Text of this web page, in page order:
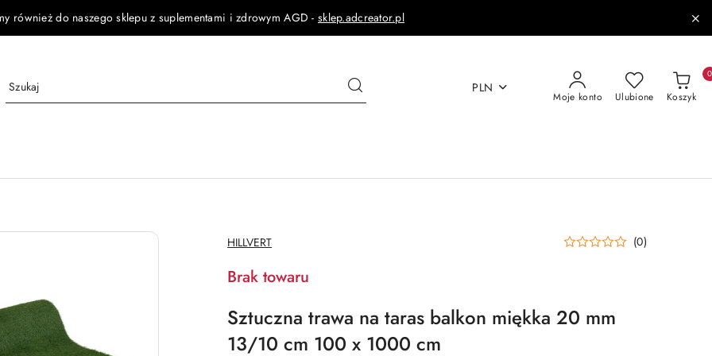
również do naszego sklepu z suplementami i zdrowym AGD - sklep.adcreator.pl
PLN
Moje konto Ulubione Koszyk
0
NAZWA
PRODUCENTA:
HILLVERT (0)
Brak towaru
Sztuczna trawa na taras balkon miękka 20 mm
13/10 cm 100 x 1000 cm